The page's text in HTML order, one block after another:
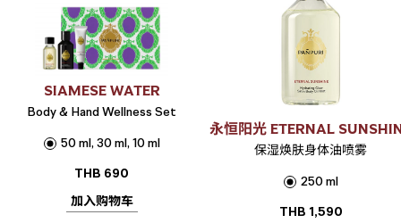
SIAMESE WATER
Body & Hand Wellness Set
50 ml, 30 ml, 10 ml
THB 690
加入购物车
永恒阳光 ETERNAL
保湿焕肤身体油喷雾
250 ml
THB 1,590